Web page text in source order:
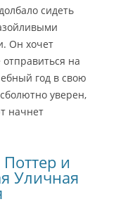
сидеть
Он хочет
отправиться на
год в свою
уверен,
начнет
и
Уличная